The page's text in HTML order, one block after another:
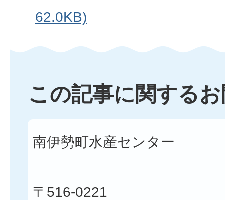
62.0KB)
この記事に関する
南伊勢町水産センター
〒516-0221